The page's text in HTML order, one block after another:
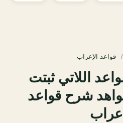
قواعد الإعراب
اللاتي ثبتت
شرح قواعد